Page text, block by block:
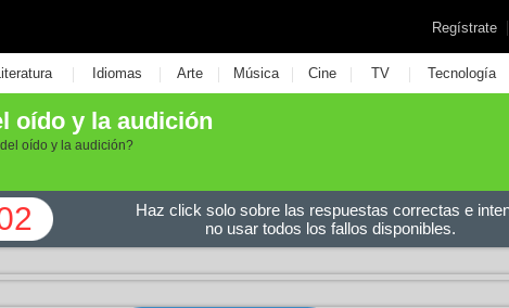
Regístrate
| Idiomas | Arte | Música | Cine | TV | Tecnología
oído y la audición
oído y la audición?
Haz click solo sobre las respuestas correctas e
no usar todos los fallos disponibles.